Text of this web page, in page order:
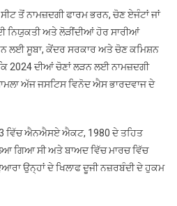
ਸੁਣਵਾਈ
ਅੱਜ
ਤੋਂ ਨਾਮਜ਼ਦਗੀ ਫਾਰਮ ਭਰਨ, ਚੋਣ ਏਜੰਟਾਂ ਜਾਂ
ਨਿਯੁਕਤੀ ਅਤੇ ਲੋੜੀਂਦੀਆਂ ਹੋਰ ਸਾਰੀਆਂ
ਲਈ ਸੂਬਾ, ਕੇਂਦਰ ਸਰਕਾਰ ਅਤੇ ਚੋਣ ਕਮਿਸ਼ਨ
2024 ਦੀਆਂ ਚੋਣਾਂ ਲੜਨ ਲਈ ਨਾਮਜ਼ਦਗੀ
ਅੱਜ ਜਸਟਿਸ ਵਿਨੋਦ ਐਸ ਭਾਰਦਵਾਜ ਦੇ
ਵਿੱਚ ਐਨਐਸਏ ਐਕਟ, 1980 ਦੇ ਤਹਿਤ
ਗਿਆ ਸੀ ਅਤੇ ਬਾਅਦ ਵਿੱਚ ਮਾਰਚ ਵਿੱਚ
ਉਨ੍ਹਾਂ ਦੇ ਖਿਲਾਫ ਦੂਜੀ ਨਜ਼ਰਬੰਦੀ ਦੇ ਹੁਕਮ